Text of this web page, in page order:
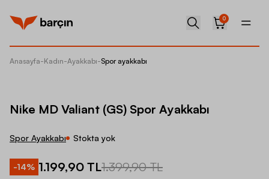
0
Anasayfa-Kadın-Ayakkabı-Spor ayakkabı
Nike MD Valiant (GS) Spor Ayakkabı
Spor Ayakkabı Stokta yok
-14% 1.199,90 TL1.399,90 TL